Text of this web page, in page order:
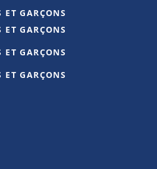
France U17 ! 🔵
le joueur mais
son premier jour 💪🏻
GARÇONS
GARÇONS
GARÇONS
GARÇONS